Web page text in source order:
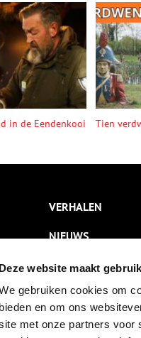
Deze website maakt
gebruiken cookies om
bieden en om ons
met onze partners voor
in de Eendenkooi
Tien
VERHALEN
NIEUWS
KALENDER
THEMA’S
ACTIVITEITEN